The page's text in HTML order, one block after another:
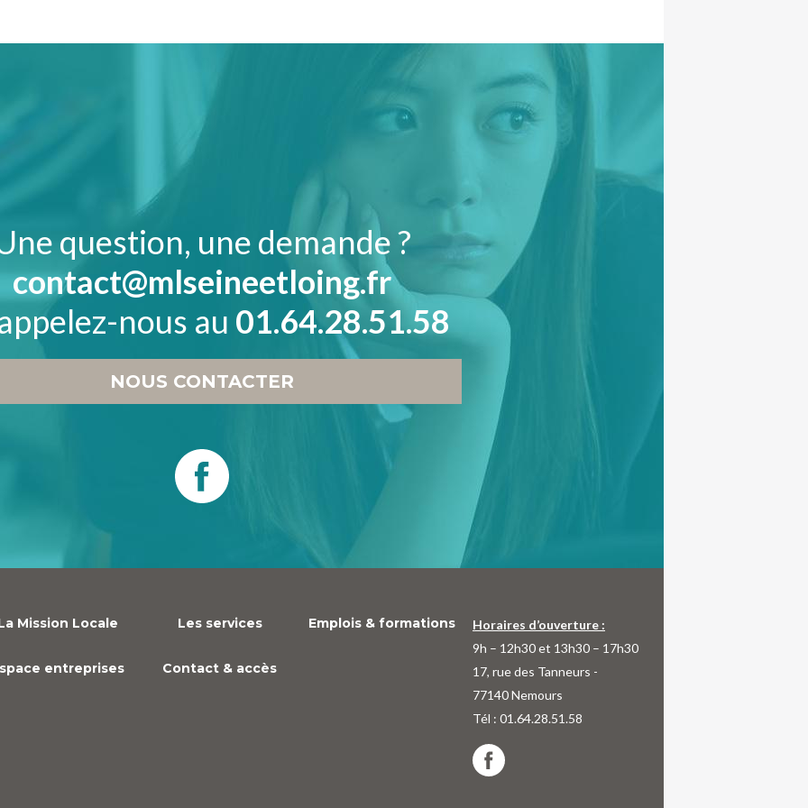
question, une demande ?
contact@mlseineetloing.fr
nous au 01.64.28.51.58
NOUS CONTACTER
Mission Locale Les services Emplois & formations
entreprises Contact & accès
Horaires d’ouverture :
9h – 12h30 et 13h30 – 17h30
17, rue des Tanneurs -
77140 Nemours
Tél : 01.64.28.51.58